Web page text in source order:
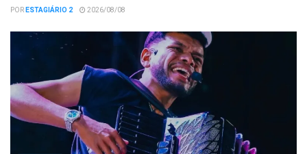
PORESTAGIÁRIO 2 2026/08/08